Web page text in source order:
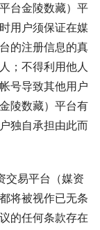
台金陵数藏）平
用户须保证在媒
的注册信息的真
；不得利用他人
号导致其他用户
陵数藏）平台有
独自承担由此而
交易平台（媒资
将被视作已无条
的任何条款存在